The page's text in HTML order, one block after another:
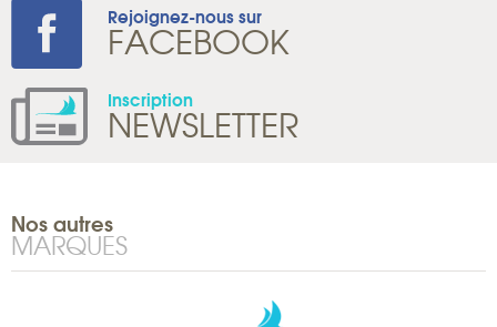
Rejoignez-nous sur
FACEBOOK
Inscription
NEWSLETTER
Nos autres
MARQUES